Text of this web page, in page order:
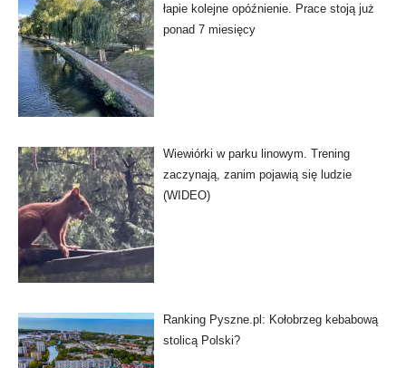
łapie kolejne opóźnienie. Prace stoją już
ponad 7 miesięcy
Wiewiórki w parku linowym. Trening
zaczynają, zanim pojawią się ludzie
(WIDEO)
Ranking Pyszne.pl: Kołobrzeg kebabową
stolicą Polski?